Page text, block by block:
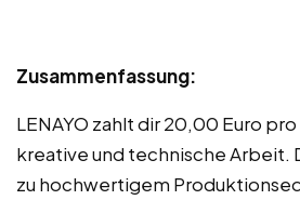
Zusammenfassung:
LENAYO zahlt dir 20,00 Euro
kreative und technische Arbeit.
zu hochwertigem